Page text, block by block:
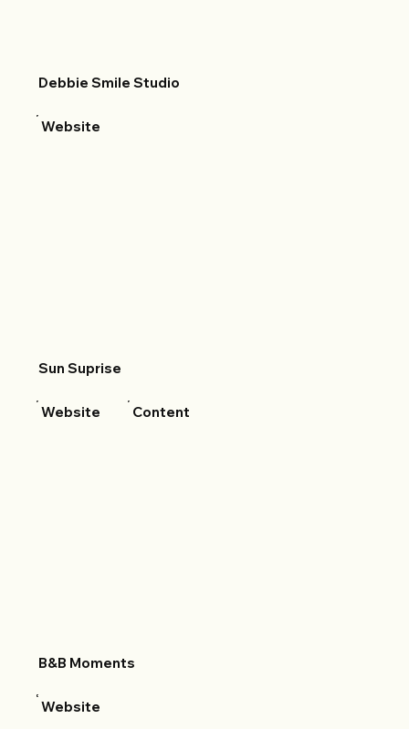
Debbie Smile Studio
Website
Sun Suprise
Website Content
B&B Moments
Website